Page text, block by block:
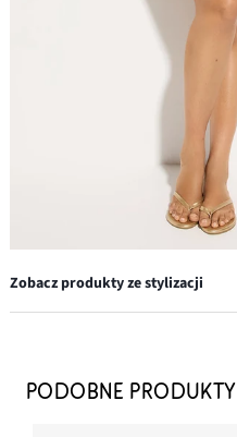
Zobacz produkty ze stylizacji
57,90 zł
PODOBNE PRODUKTY